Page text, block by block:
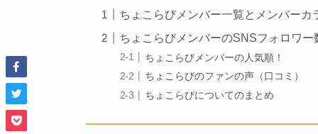
ちょこらびメンバー一覧とメンバーカ
ちょこらびメンバーのSNSフォロワー
ちょこらびメンバーの人気順！
ちょこらびのファンの声（口コミ）
ちょこらびについてのまとめ